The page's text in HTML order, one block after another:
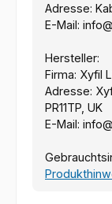
Adresse:
E-Mail:
Hersteller:
Firma: Xyfil
Adresse:
PR11TP, UK
E-Mail: